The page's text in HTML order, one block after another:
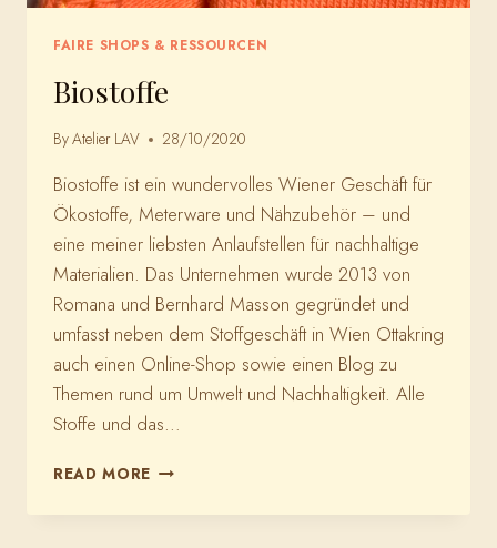
FAIRE SHOPS & RESSOURCEN
Biostoffe
ByAtelier LAV 28/10/2020
Biostoffe ist ein wundervolles Wiener Geschäft für
Ökostoffe, Meterware und Nähzubehör – und
eine meiner liebsten Anlaufstellen für nachhaltige
Materialien. Das Unternehmen wurde 2013 von
Romana und Bernhard Masson gegründet und
umfasst neben dem Stoffgeschäft in Wien Ottakring
auch einen Online-Shop sowie einen Blog zu
Themen rund um Umwelt und Nachhaltigkeit. Alle
Stoffe und das…
READ MORE BIOSTOFFE